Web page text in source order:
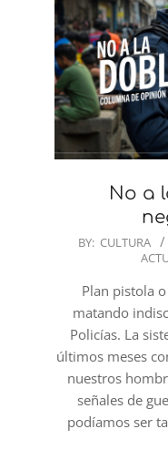
No a
2023-
BY: CULTURA
Plan pistola
matando
Policías. La
últimos meses
nuestros
señales de
podíamos ser